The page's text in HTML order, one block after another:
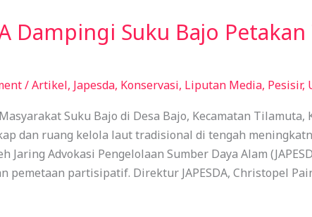
Dampingi Suku Bajo
/Artikel, Japesda, Konservasi, Liputan Media, Pesisir,
Suku Bajo di Desa Bajo, Kecamatan
dan ruang kelola laut tradisional di tengah
Jaring Advokasi Pengelolaan Sumber Daya Alam
pemetaan partisipatif. Direktur JAPESDA, Christopel